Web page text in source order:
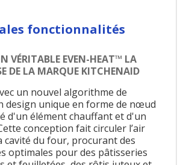
fonctionnalités
VÉRITABLE EVEN-HEAT™ LA
DE LA MARQUE KITCHENAID
un nouvel algorithme de
design unique en forme de nœud
d'un élément chauffant et d'un
conception fait circuler l’air
cavité du four, procurant des
optimales pour des pâtisseries